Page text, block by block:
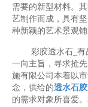
需要的新型材料。
艺制作而成，具有
种新颖的艺术景观铺
彩胶透水石_
一向主旨，寻求抢
施有限公司本着以
念，供给的透水石
的需求对象所喜爱